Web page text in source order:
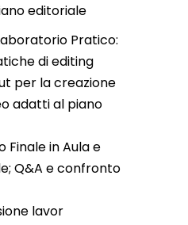
editoriale
Pratico:
di editing
per la creazione
adatti al piano
Finale in Aula e
Q&A e confronto
lavor